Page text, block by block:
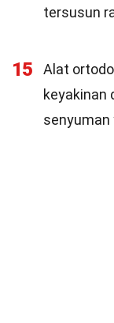
tersusun
15
Alat
keyakinan
senyuman